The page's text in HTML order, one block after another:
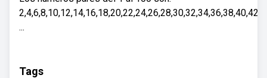
...
Tags